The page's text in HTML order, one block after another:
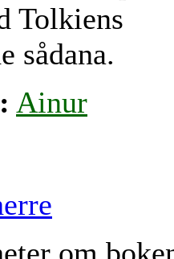
Tolkiens
sådana.
Ainur